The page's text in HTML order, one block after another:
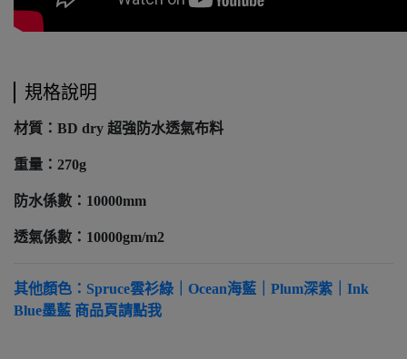
規格說明
材質：BD dry 超強防水透氣布料
重量：270g
防水係數：10000mm
透氣係數：10000gm/m2
其他顏色：Spruce雲衫綠｜Ocean海藍｜Plum深紫｜Ink
Blue墨藍 商品頁請點我